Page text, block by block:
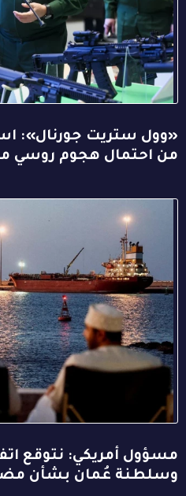
«وول ستريت جورنال»:
من احتمال هجوم روسي
مسؤول أمريكي: نتوقع
وسلطنة عُمان بشأن